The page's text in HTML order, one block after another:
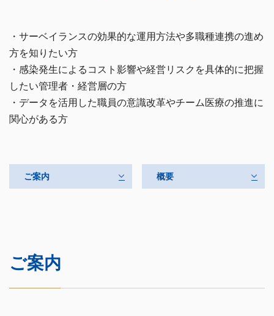
・サーベイランスの効果的な運用方法や多職種連携の進め
方を知りたい方
・感染発生によるコスト影響や経営リスクを具体的に把握
したい管理者・経営層の方
・データを活用した職員の意識改革やチーム医療の推進に
関心がある方
ご案内 概要
ご案内